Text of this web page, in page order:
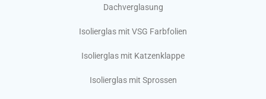
Dachverglasung
Isolierglas mit VSG Farbfolien
Isolierglas mit Katzenklappe
Isolierglas mit Sprossen